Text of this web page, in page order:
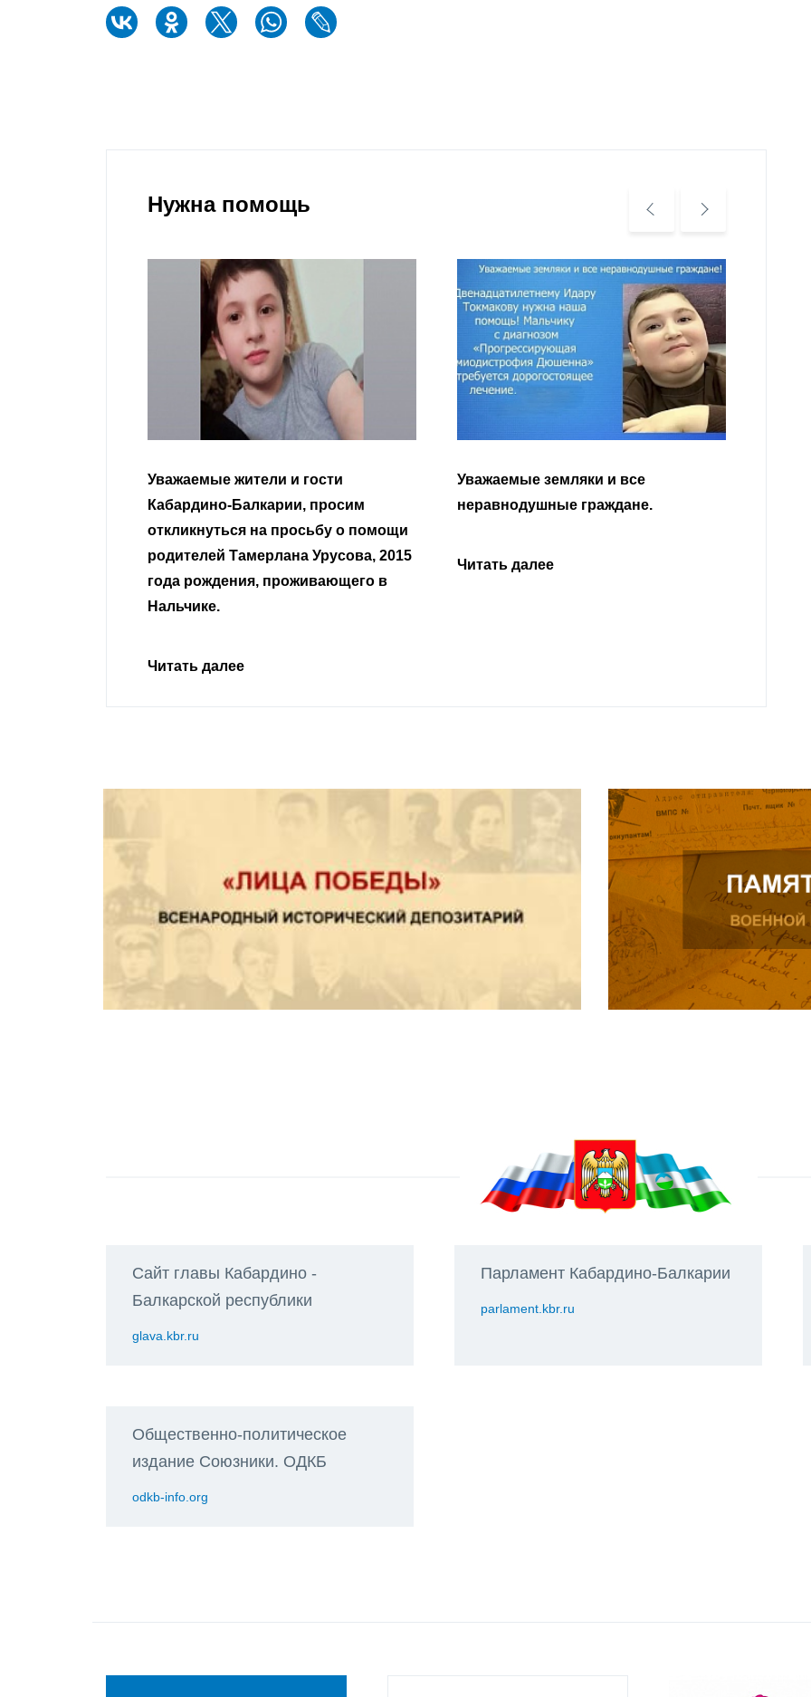
Нужна помощь
Уважаемые земляки и все
неравнодушные граждане.
Читать далее
Читать далее
Сайт главы Кабардино -
Балкарской республики
glava.kbr.ru
Парламент Кабардино-Балкарии
parlament.kbr.ru
Общественно-политическое
издание Союзники. ОДКБ
odkb-info.org